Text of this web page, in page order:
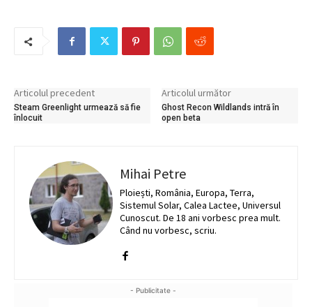
Articolul precedent
Steam Greenlight urmează să fie
înlocuit
Articolul următor
Ghost Recon Wildlands intră în
open beta
Mihai Petre
Ploiești, România, Europa, Terra,
Sistemul Solar, Calea Lactee, Universul
Cunoscut. De 18 ani vorbesc prea mult.
Când nu vorbesc, scriu.
- Publicitate -